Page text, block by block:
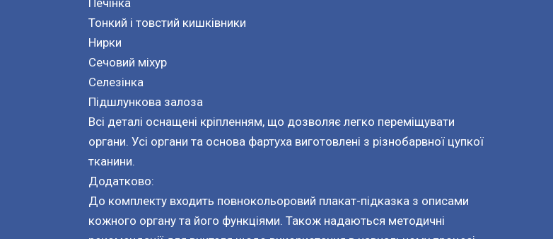
Печінка
Тонкий і товстий кишківники
Нирки
Сечовий міхур
Селезінка
Підшлункова залоза
Всі деталі оснащені кріпленням, що дозволяє легко переміщувати
органи. Усі органи та основа фартуха виготовлені з різнобарвної цупкої
тканини.
Додатково:
До комплекту входить повнокольоровий плакат-підказка з описами
кожного органу та його функціями. Також надаються методичні